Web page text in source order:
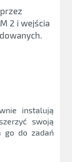
2 i wejścia
instalują
swoją
go do zadań